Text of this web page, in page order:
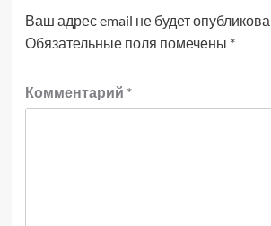
Ваш адрес email не будет
Обязательные поля помечены *
Комментарий *